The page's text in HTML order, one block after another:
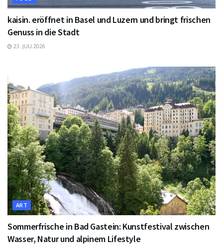
kaisin. eröffnet in Basel und Luzern und bringt frischen
Genuss in die Stadt
23. JULI 2026
ART
Sommerfrische in Bad Gastein: Kunstfestival zwischen
Wasser, Natur und alpinem Lifestyle